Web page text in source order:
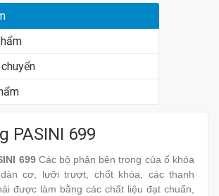
PASINI 699
699Các bộ phận bên trong của ổ khóa
cơ, lưỡi trượt, chốt khóa, các thanh
được làm bằng các chất liệu đạt chuẩn,